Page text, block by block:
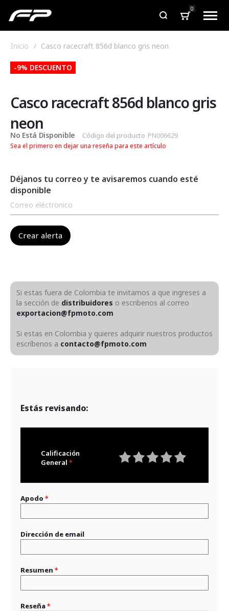
0
Inicio Casco racecraft 856d blanco gris neon
Saltar
al
de
la
de
imágenes
Saltar
al
de
la
de
imágenes
-9% DESCUENTO
Casco racecraft 856d blanco gris
neon
No Está Disponible Código del producto PN006629
Sea el primero en dejar una reseña para este artículo
Déjanos tu correo y te avisaremos cuando esté
disponible
Si estas fuera de Colombia te invitamos a que ingreses a
la sección de distribuidores o escribenos al correo
exportacion@fpmoto.com
Si estas en Colombia y quieres adquirir nuestros productos
escríbenos a contacto@fpmoto.com
Estás revisando:
Calificación
General
Apodo
Dirección de email
Resumen
Reseña